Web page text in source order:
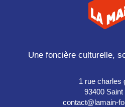
Une foncière culturelle,
1 rue charles
93400 Saint
contact@lamain-